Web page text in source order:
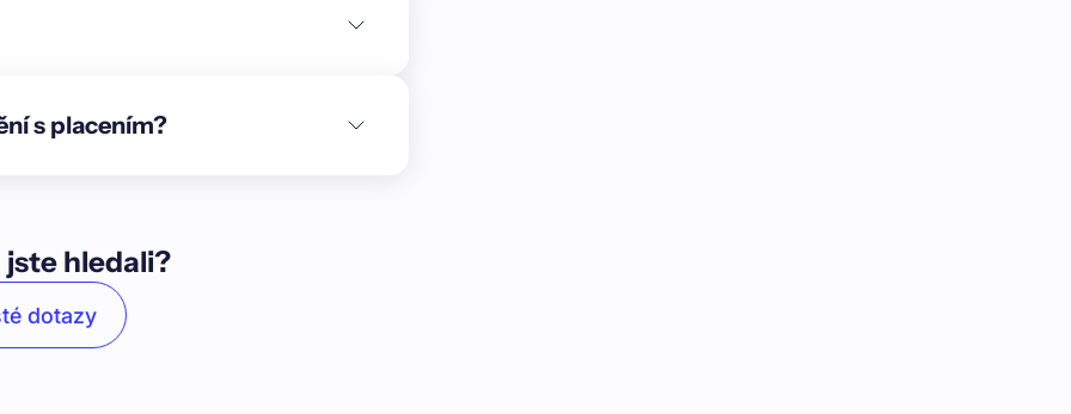
vzorový. V obslužné komunikaci k těmto
přípojky k jednotlivým domům, finální
dvoupodlažních řadových rodinných
Krušnými horami a Českým
km a nabízí veškerou občanskou
vznikne nová autobusová zastávka v
projektu je především v neobvyklém pojetí
s placením?
jste hledali?
dotazy